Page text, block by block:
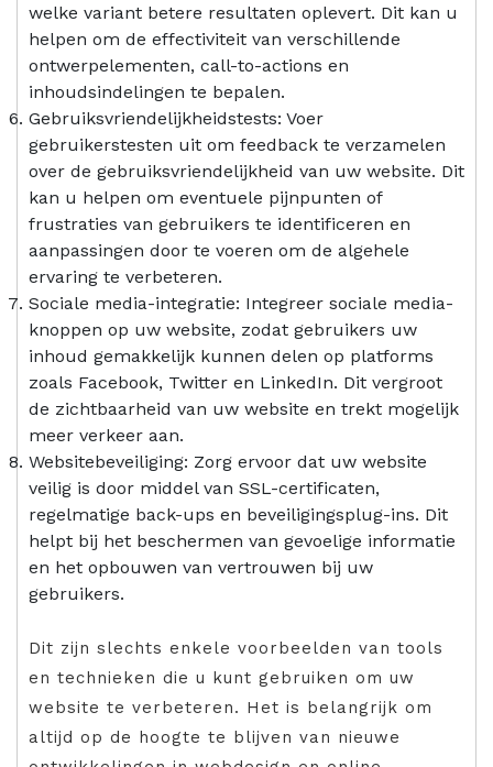
welke variant betere resultaten oplevert. Dit kan u
helpen om de effectiviteit van verschillende
ontwerpelementen, call-to-actions en
inhoudsindelingen te bepalen.
Gebruiksvriendelijkheidstests: Voer
gebruikerstesten uit om feedback te verzamelen
over de gebruiksvriendelijkheid van uw website. Dit
kan u helpen om eventuele pijnpunten of
frustraties van gebruikers te identificeren en
aanpassingen door te voeren om de algehele
ervaring te verbeteren.
Sociale media-integratie: Integreer sociale media-
knoppen op uw website, zodat gebruikers uw
inhoud gemakkelijk kunnen delen op platforms
zoals Facebook, Twitter en LinkedIn. Dit vergroot
de zichtbaarheid van uw website en trekt mogelijk
meer verkeer aan.
Websitebeveiliging: Zorg ervoor dat uw website
veilig is door middel van SSL-certificaten,
regelmatige back-ups en beveiligingsplug-ins. Dit
helpt bij het beschermen van gevoelige informatie
en het opbouwen van vertrouwen bij uw
gebruikers.
Dit zijn slechts enkele voorbeelden van tools
en technieken die u kunt gebruiken om uw
website te verbeteren. Het is belangrijk om
altijd op de hoogte te blijven van nieuwe